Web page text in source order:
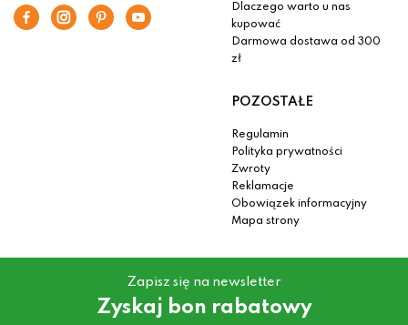
Dlaczego warto u nas
kupować
Darmowa dostawa od 300
zł
POZOSTAŁE
Regulamin
Polityka prywatności
Zwroty
Reklamacje
Obowiązek informacyjny
Mapa strony
Zapisz się na newsletter
Zyskaj bon rabatowy